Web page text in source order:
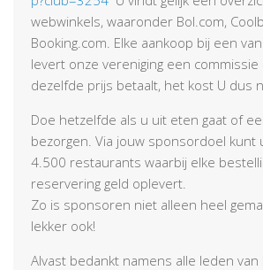
webwinkels, waaronder Bol.com,
Booking.com. Elke aankoop bij een
levert onze vereniging een
dezelfde prijs betaalt, het kost U dus
Doe hetzelfde als u uit eten gaat of
bezorgen. Via jouw sponsordoel kunt
4.500 restaurants waarbij elke
reservering geld oplevert.
Zo is sponsoren niet alleen heel
lekker ook!
Alvast bedankt namens alle leden van